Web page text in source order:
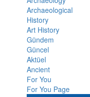
Archaeological
History
Art History
Gündem
Güncel
Aktüel
Ancient
For You
For You Page